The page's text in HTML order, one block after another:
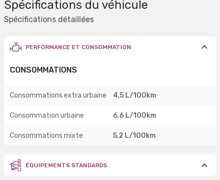
Spécifications du véhicule
Spécifications détaillées
PERFORMANCE ET CONSOMMATION
CONSOMMATIONS
Consommations extra urbaine 4,5 L/100km
Consommation urbaine 6,6 L/100km
Consommations mixte 5,2 L/100km
ÉQUIPEMENTS STANDARDS